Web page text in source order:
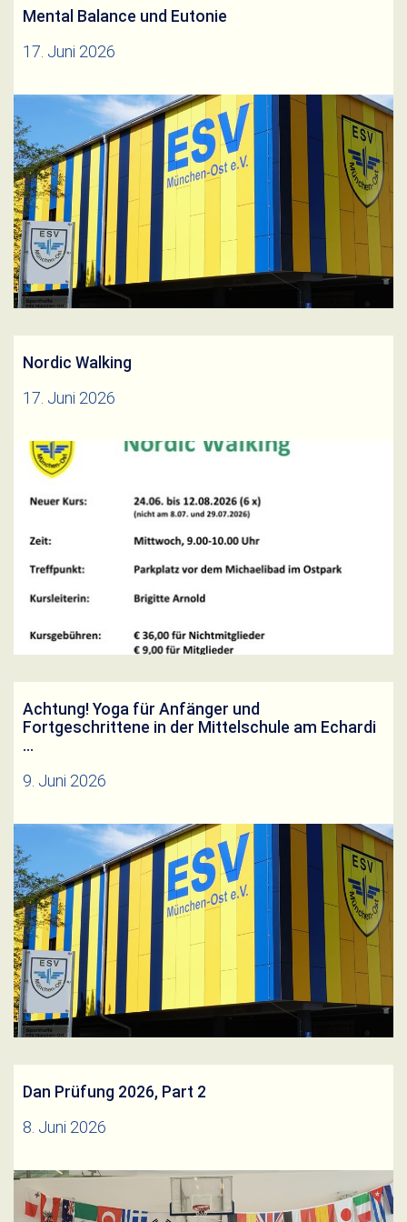
Mental Balance und Eutonie
17. Juni 2026
Mental Balance&Eutonie ab Juli 2026Herunterladen
Weiterlesen
Nordic Walking
17. Juni 2026
Weiterlesen
Achtung! Yoga für Anfänger und
Fortgeschrittene in der Mittelschule am Echardi
…
9. Juni 2026
Liebe TeilnehmerInnen und Mitglieder, am
Donnerstag, den 25.06.2026 entfällt:Yoga von 19:00
-20:00 Uhr! Wir bitten um Euer Verständnis.
Weiterlesen
Dan Prüfung 2026, Part 2
8. Juni 2026
Nur eine Woche nach Andreas und Anton haben